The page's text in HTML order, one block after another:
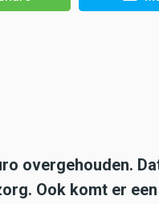
overgehouden.
Ook komt er